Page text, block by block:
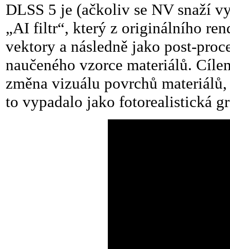
DLSS 5 je (ačkoliv se NV snaží
„AI filtr“, který z originálního
vektory a následně jako post-
naučeného vzorce materiálů.
změna vizuálu povrchů
to vypadalo jako fotorealistická